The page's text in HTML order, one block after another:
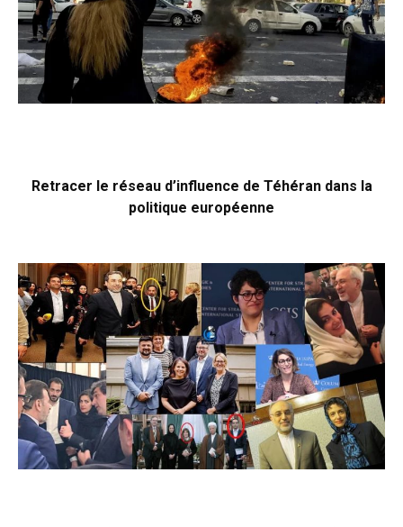
Retracer le réseau d’influence de Téhéran dans la
politique européenne